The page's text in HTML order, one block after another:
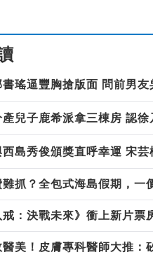
瑤逼豐胸搶版面 問前男
兒子鹿希派拿三棟房 認徐
島秀俊頒獎直呼幸運 宋芸
抓？全包式海島假期，一
：決戰未來》衝上新片票
美！皮膚專科醫師大推：